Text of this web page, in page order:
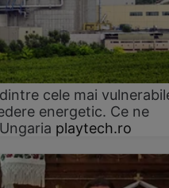
cele mai
energetic. Ce ne
playtech.ro